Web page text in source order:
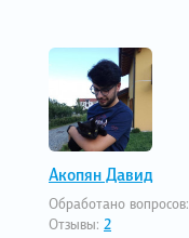
Акопян Давид
Обработано вопросов:
Отзывы: 2